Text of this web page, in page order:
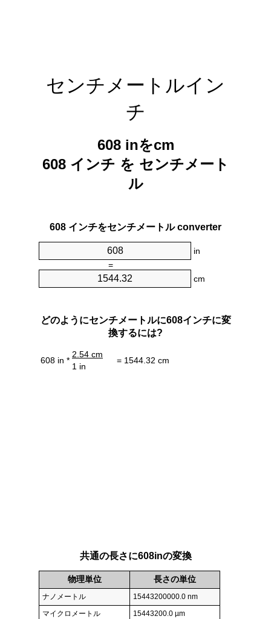
センチメートルイン
チ
608 inをcm
608 インチ を センチメート
ル
608 インチをセンチメートル converter
in
=
cm
どのようにセンチメートルに608インチに変
換するには?
608 in *
2.54 cm
= 1544.32 cm
1 in
共通の長さに608inの変換
物理単位 長さの単位
ナノメートル
15443200000.0 nm
マイクロメートル
15443200.0 µm